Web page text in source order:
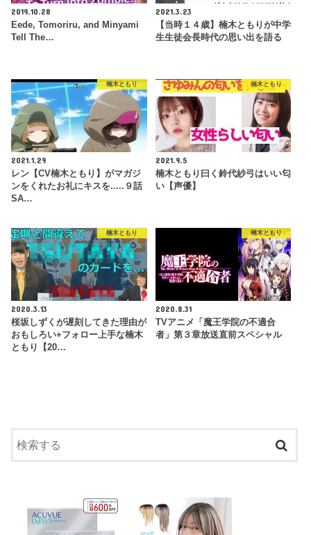
2019.10.28
Eede, Tomoriru, and Minyami
Tell The…
2021.3.23
【当時１４歳】楠木ともりが中学
生生徒会長時代の思い出を語る
楠木ともり
2021.1.29
レン【CV楠木ともり】がマガジ
ンをくれたお礼にキスを.....９話
SA…
楠木ともり
2021.9.5
楠木ともり曰く鈴代紗弓はいい匂
い【声優】
楠木ともり
2020.3.13
桜坂しずくが遅刻してきた理由が
おもしろい+フォロー上手な楠木
ともり【20…
楠木ともり
2020.8.31
TVアニメ「魔王学院の不適合
者」第３章放送直前スペシャル